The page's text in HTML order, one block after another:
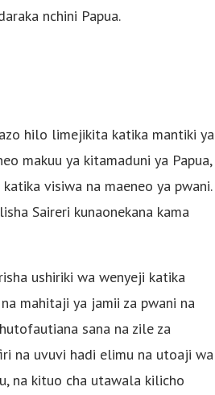
nchini Papua.
hilo limejikita katika mantiki ya
makuu ya kitamaduni ya Papua,
visiwa na maeneo ya pwani.
Saireri kunaonekana kama
ushiriki wa wenyeji katika
mahitaji ya jamii za pwani na
sana na zile za
na uvuvi hadi elimu na utoaji wa
na kituo cha utawala kilicho